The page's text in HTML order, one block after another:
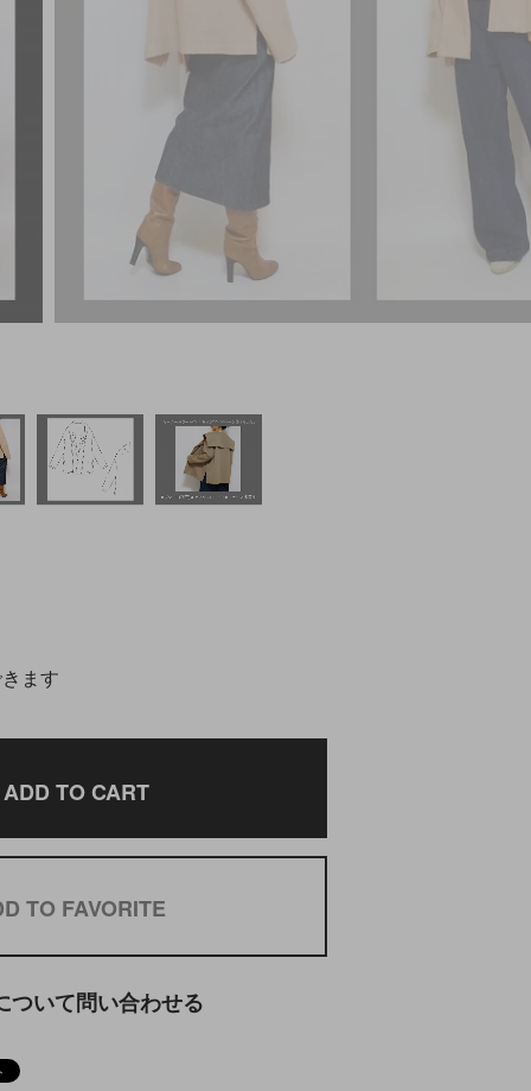
ます
ADD TO CART
TO FAVORITE
ついて問い合わせる